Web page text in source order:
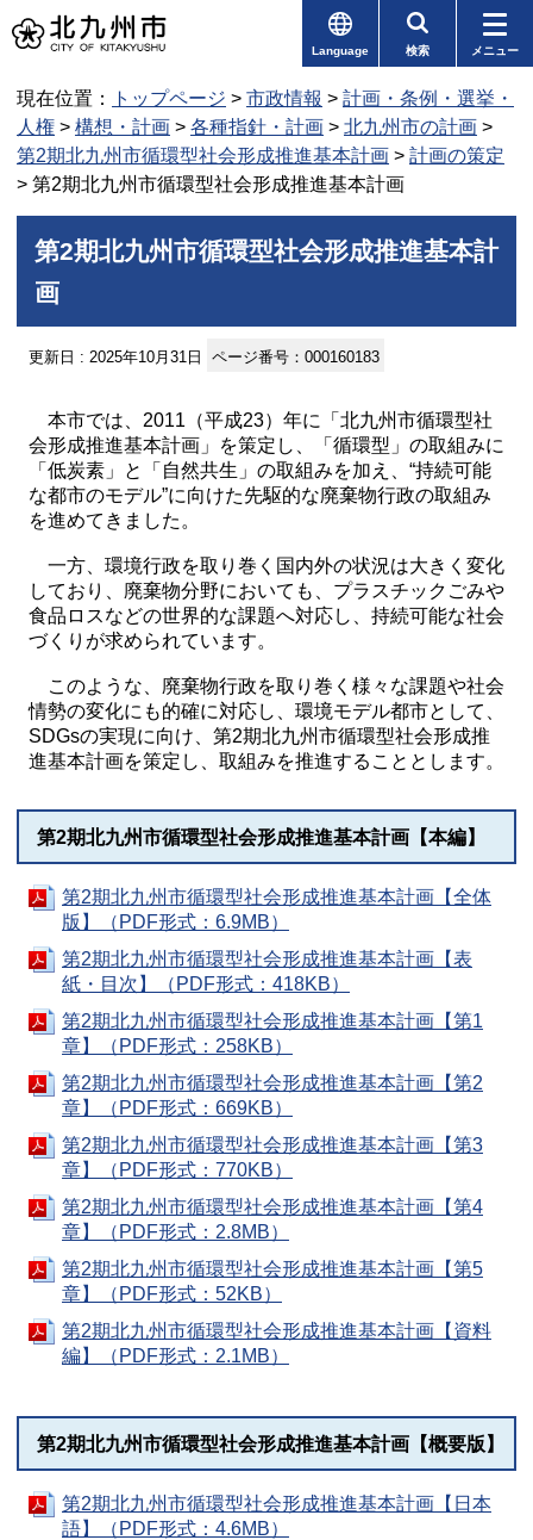
Language 検索 メニュー
現在位置： トップページ > 市政情報 > 計画・条例・選挙・
人権 > 構想・計画 > 各種指針・計画 > 北九州市の計画 >
第2期北九州市循環型社会形成推進基本計画 > 計画の策定
> 第2期北九州市循環型社会形成推進基本計画
第2期北九州市循環型社会形成推進基本計
画
更新日 : 2025年10月31日 ページ番号：000160183
本市では、2011（平成23）年に「北九州市循環型社
会形成推進基本計画」を策定し、「循環型」の取組みに
「低炭素」と「自然共生」の取組みを加え、“持続可能
な都市のモデル”に向けた先駆的な廃棄物行政の取組み
を進めてきました。
一方、環境行政を取り巻く国内外の状況は大きく変化
しており、廃棄物分野においても、プラスチックごみや
食品ロスなどの世界的な課題へ対応し、持続可能な社会
づくりが求められています。
このような、廃棄物行政を取り巻く様々な課題や社会
情勢の変化にも的確に対応し、環境モデル都市として、
SDGsの実現に向け、第2期北九州市循環型社会形成推
進基本計画を策定し、取組みを推進することとします。
第2期北九州市循環型社会形成推進基本計画【本編】
第2期北九州市循環型社会形成推進基本計画【全体
版】（PDF形式：6.9MB）
第2期北九州市循環型社会形成推進基本計画【表
紙・目次】（PDF形式：418KB）
第2期北九州市循環型社会形成推進基本計画【第1
章】（PDF形式：258KB）
第2期北九州市循環型社会形成推進基本計画【第2
章】（PDF形式：669KB）
第2期北九州市循環型社会形成推進基本計画【第3
章】（PDF形式：770KB）
第2期北九州市循環型社会形成推進基本計画【第4
章】（PDF形式：2.8MB）
第2期北九州市循環型社会形成推進基本計画【第5
章】（PDF形式：52KB）
第2期北九州市循環型社会形成推進基本計画【資料
編】（PDF形式：2.1MB）
第2期北九州市循環型社会形成推進基本計画【概要版】
第2期北九州市循環型社会形成推進基本計画【日本
語】（PDF形式：4.6MB）